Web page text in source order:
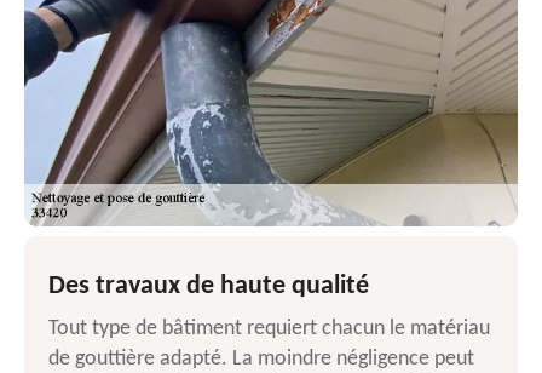
Des travaux de haute qualité
Tout type de bâtiment requiert chacun le matériau
de gouttière adapté. La moindre négligence peut